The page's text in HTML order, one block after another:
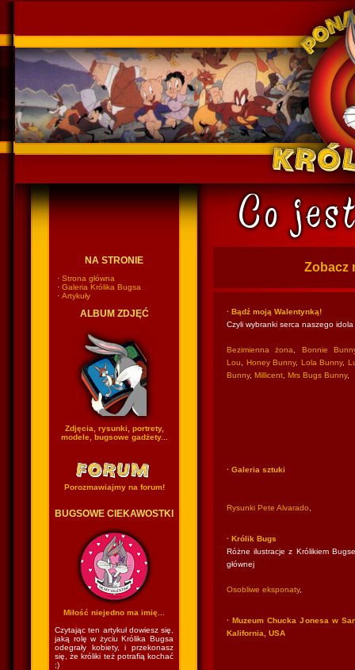
NA STRONIE
· Strona główna
· Galeria Królika Bugsa
· Artykuły
ALBUM ZDJĘĆ
Zdjęcia, rysunki, portrety,
modele, bugsowe gadżety...
Porozmawiajmy na forum!
BUGSOWE CIEKAWOSTKI
Miłość niejedno ma imię...
Czytając ten artykuł dowiesz się,
jaką rolę w życiu Królika Bugsa
odegrały kobiety, i przekonasz
się, że króliki też potrafią kochać
;)
Zobacz
· Bądź moją Walentynką!
Czyli wybranki serca naszego idola
Bezimienna żona
Bonnie
Lou
Honey Bunny, Lola Bunny,
Bunny, Millicent Mrs Bugs Bunny,
· Galeria sztuki
Rysunki Pete Alvarado
· Królik Bugs
Różne ilustracje z Królikiem
głównej
Osobliwe eksponaty,
· Muzeum Chucka Jonesa w
Kalifornia, USA